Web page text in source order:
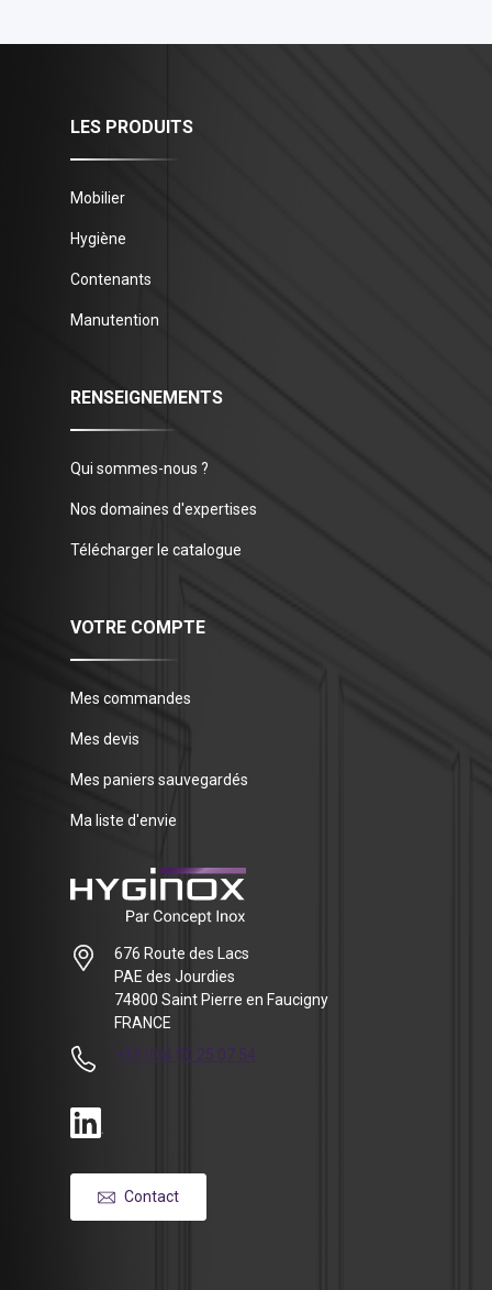
LES PRODUITS
Mobilier
Hygiène
Contenants
Manutention
RENSEIGNEMENTS
Qui sommes-nous ?
Nos domaines d'expertises
Télécharger le catalogue
VOTRE COMPTE
Mes commandes
Mes devis
Mes paniers sauvegardés
Ma liste d'envie
676 Route des Lacs
PAE des Jourdies
74800 Saint Pierre en Faucigny
FRANCE
+33 (0)4 50 25 07 54
Contact